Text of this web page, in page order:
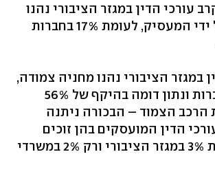
45% מקרב עורכי הדין במגזר הציבורי נהנו
מאחזקת רכב על ידי המעסיק, לעומת 17% בחברות
במגזר הציבורי נהנו מחניה צמודה,
לעומת 59% בחברות ונתון דומה בהיקף של 56%
הרכב הצמוד – הבכורה ניתנה
25% מעורכי הדין המועסקים בהן זוכים
להטבה זו, לעומת 3% במגזר הציבורי ורק 2% במשרדי